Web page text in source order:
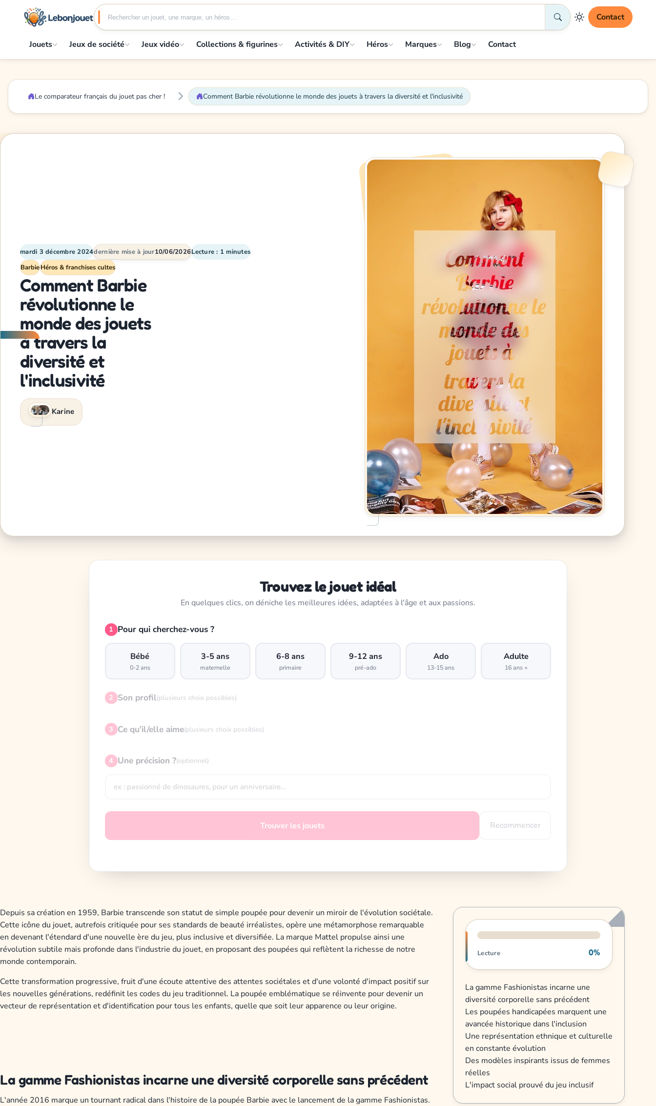
Contact
Jouets Jeux de société Jeux vidéo Collections & figurines Activités & DIY Héros Marques Blog Contact
Le comparateur français du jouet pas cher ! Comment Barbie révolutionne le monde des jouets à travers la diversité et l'inclusivité
mardi 3 décembre 2024dernière mise à jour10/06/2026Lecture : 1 minutes
BarbieHéros & franchises cultes
Comment Barbie
révolutionne le
monde des jouets
à travers la
diversité et
l'inclusivité
Karine
Trouvez le jouet idéal
En quelques clics, on déniche les meilleures idées, adaptées à l'âge et aux passions.
1 Pour qui cherchez-vous ?
Bébé
0-2 ans
3-5 ans
maternelle
6-8 ans
primaire
9-12 ans
pré-ado
Ado
13-15 ans
Adulte
16 ans +
2 Son profil(plusieurs choix possibles)
3 Ce qu'il/elle aime(plusieurs choix possibles)
4 Une précision ?(optionnel)
Trouver les jouets Recommencer
Depuis sa création en 1959, Barbie transcende son statut de simple poupée pour devenir un miroir de l'évolution sociétale.
Cette icône du jouet, autrefois critiquée pour ses standards de beauté irréalistes, opère une métamorphose remarquable
en devenant l'étendard d'une nouvelle ère du jeu, plus inclusive et diversifiée. La marque Mattel propulse ainsi une
révolution subtile mais profonde dans l'industrie du jouet, en proposant des poupées qui reflètent la richesse de notre
monde contemporain.
Cette transformation progressive, fruit d'une écoute attentive des attentes sociétales et d'une volonté d'impact positif sur
les nouvelles générations, redéfinit les codes du jeu traditionnel. La poupée emblématique se réinvente pour devenir un
vecteur de représentation et d'identification pour tous les enfants, quelle que soit leur apparence ou leur origine.
La gamme Fashionistas incarne une diversité corporelle sans précédent
L'année 2016 marque un tournant radical dans l'histoire de la poupée Barbie avec le lancement de la gamme Fashionistas.
Progression de lecture
Lecture 0%
La gamme Fashionistas incarne une
diversité corporelle sans précédent
Les poupées handicapées marquent une
avancée historique dans l'inclusion
Une représentation ethnique et culturelle
en constante évolution
Des modèles inspirants issus de femmes
réelles
L'impact social prouvé du jeu inclusif